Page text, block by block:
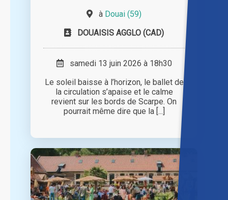
à Douai (59)
DOUAISIS AGGLO (CAD)
samedi 13 juin 2026 à 18h30
Le soleil baisse à l’horizon, le ballet de
la circulation s’apaise et le calme
revient sur les bords de Scarpe. On
pourrait même dire que la [...]